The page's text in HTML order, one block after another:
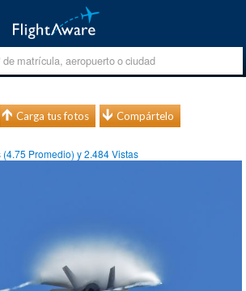
Carga tus fotos Compártelo
(4.75 Promedio) y2.484Vistas